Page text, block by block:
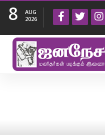
8
AUG
2026